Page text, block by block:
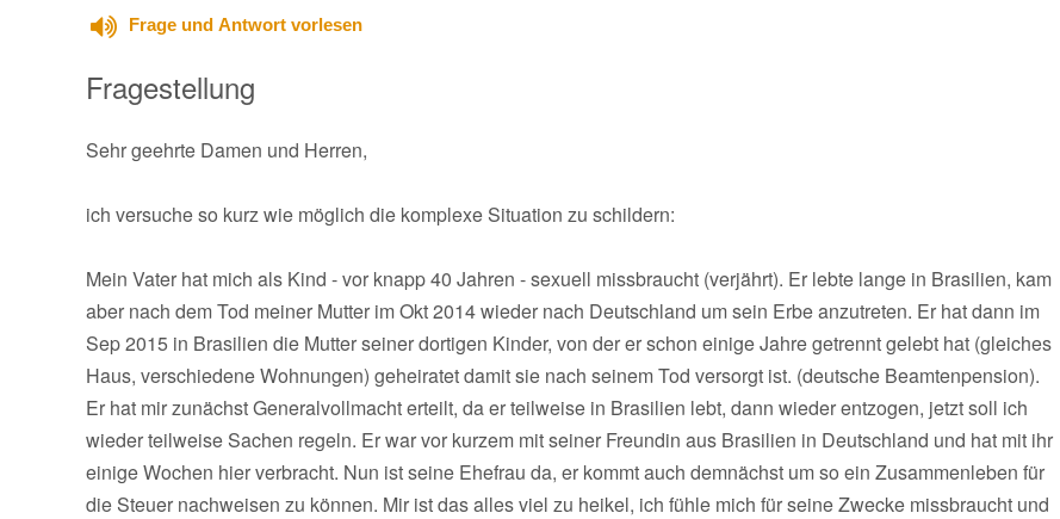
Frage und Antwort vorlesen
Fragestellung
Sehr geehrte Damen und Herren,
ich versuche so kurz wie möglich die komplexe Situation zu schildern:
Mein Vater hat mich als Kind - vor knapp 40 Jahren - sexuell missbraucht (verjährt). Er lebte lange in Brasilien, kam
aber nach dem Tod meiner Mutter im Okt 2014 wieder nach Deutschland um sein Erbe anzutreten. Er hat dann im
Sep 2015 in Brasilien die Mutter seiner dortigen Kinder, von der er schon einige Jahre getrennt gelebt hat (gleiches
Haus, verschiedene Wohnungen) geheiratet damit sie nach seinem Tod versorgt ist. (deutsche Beamtenpension).
Er hat mir zunächst Generalvollmacht erteilt, da er teilweise in Brasilien lebt, dann wieder entzogen, jetzt soll ich
wieder teilweise Sachen regeln. Er war vor kurzem mit seiner Freundin aus Brasilien in Deutschland und hat mit ihr
einige Wochen hier verbracht. Nun ist seine Ehefrau da, er kommt auch demnächst um so ein Zusammenleben für
die Steuer nachweisen zu können. Mir ist das alles viel zu heikel, ich fühle mich für seine Zwecke missbraucht und